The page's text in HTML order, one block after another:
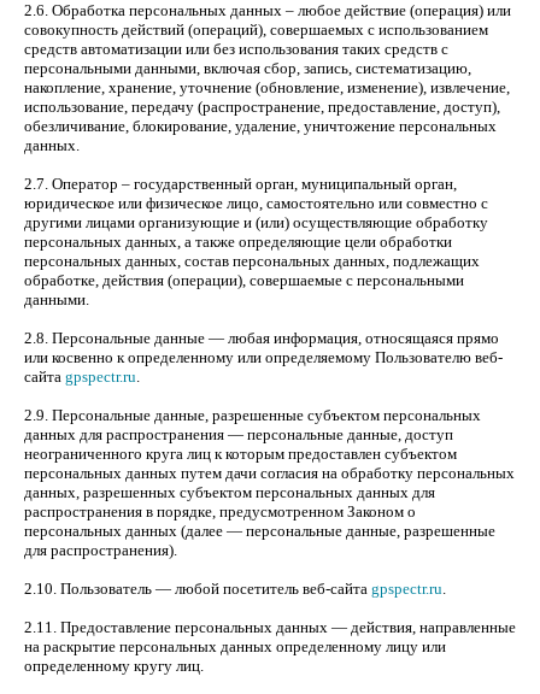
2.6. Обработка персональных данных – любое действие (операция) или
совокупность действий (операций), совершаемых с использованием
средств автоматизации или без использования таких средств с
персональными данными, включая сбор, запись, систематизацию,
накопление, хранение, уточнение (обновление, изменение), извлечение,
использование, передачу (распространение, предоставление, доступ),
обезличивание, блокирование, удаление, уничтожение персональных
данных.
2.7. Оператор – государственный орган, муниципальный орган,
юридическое или физическое лицо, самостоятельно или совместно с
другими лицами организующие и (или) осуществляющие обработку
персональных данных, а также определяющие цели обработки
персональных данных, состав персональных данных, подлежащих
обработке, действия (операции), совершаемые с персональными
данными.
2.8. Персональные данные — любая информация, относящаяся прямо
или косвенно к определенному или определяемому Пользователю веб-
сайта gpspectr.ru.
2.9. Персональные данные, разрешенные субъектом персональных
данных для распространения — персональные данные, доступ
неограниченного круга лиц к которым предоставлен субъектом
персональных данных путем дачи согласия на обработку персональных
данных, разрешенных субъектом персональных данных для
распространения в порядке, предусмотренном Законом о
персональных данных (далее — персональные данные, разрешенные
для распространения).
2.10. Пользователь — любой посетитель веб-сайта gpspectr.ru.
2.11. Предоставление персональных данных — действия, направленные
на раскрытие персональных данных определенному лицу или
определенному кругу лиц.